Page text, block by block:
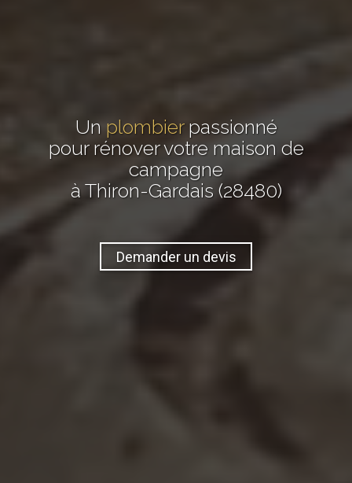
Un plombierpassionné
pour rénover votre maison de
campagne
à Thiron-Gardais (28480)
Demander un devis